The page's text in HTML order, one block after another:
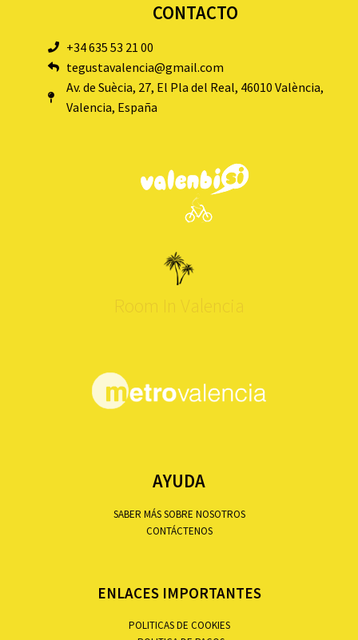
CONTACTO
+34 635 53 21 00
tegustavalencia@gmail.com
Av. de Suècia, 27, El Pla del Real, 46010 València,
Valencia, España
Room In Valencia
AYUDA
SABER MÁS SOBRE NOSOTROS
CONTÁCTENOS
ENLACES IMPORTANTES
POLITICAS DE COOKIES